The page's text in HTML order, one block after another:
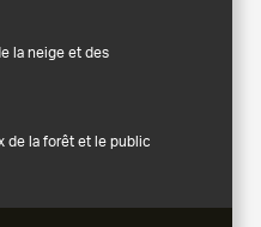
la neige et des
de la forêt et le public